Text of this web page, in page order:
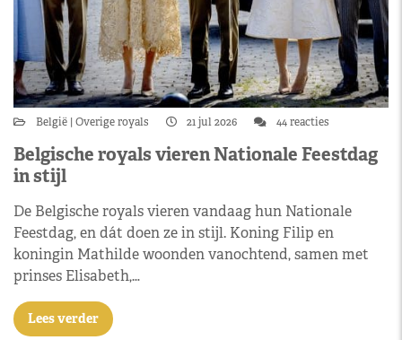
België Overige royals 21 jul 2026 44 reacties
Belgische royals vieren Nationale Feestdag
in stijl
De Belgische royals vieren vandaag hun Nationale
Feestdag, en dát doen ze in stijl. Koning Filip en
koningin Mathilde woonden vanochtend, samen met
prinses Elisabeth,…
Lees verder